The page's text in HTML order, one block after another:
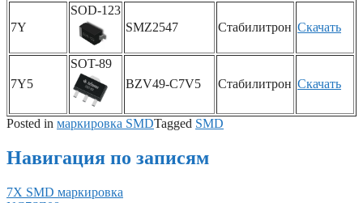
7Y
SOD-123
SMZ2547
Стабилитрон Скачать
7Y5
SOT-89
BZV49-C7V5
Стабилитрон Скачать
Posted in маркировка SMDTagged SMD
Навигация по записям
7X SMD маркировка